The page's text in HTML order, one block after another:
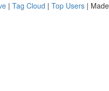
| Tag Cloud | Top Users |